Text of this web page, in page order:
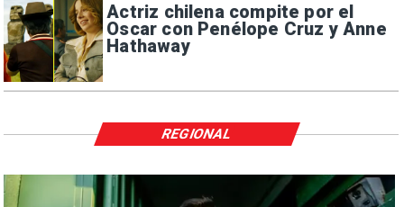
Actriz chilena compite por el
Oscar con Penélope Cruz y Anne
Hathaway
REGIONAL